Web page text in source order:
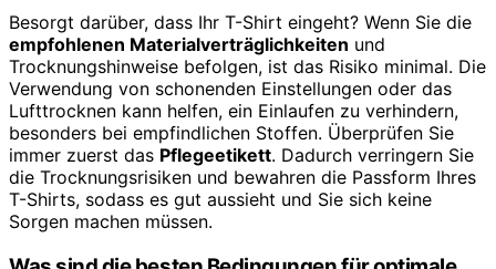
Besorgt darüber, dass Ihr T-Shirt eingeht? Wenn Sie die
empfohlenen Materialverträglichkeiten und
Trocknungshinweise befolgen, ist das Risiko minimal. Die
Verwendung von schonenden Einstellungen oder das
Lufttrocknen kann helfen, ein Einlaufen zu verhindern,
besonders bei empfindlichen Stoffen. Überprüfen Sie
immer zuerst das Pflegeetikett. Dadurch verringern Sie
die Trocknungsrisiken und bewahren die Passform Ihres
T-Shirts, sodass es gut aussieht und Sie sich keine
Sorgen machen müssen.